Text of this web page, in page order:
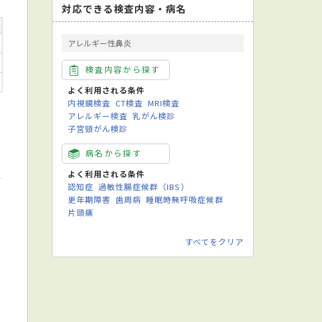
CPAP療法 頭位眼振検査
対応できる検査内容・病名
アレルギー性鼻炎
検査内容から探す
よく利用される条件
内視鏡検査 CT検査 MRI検査
アレルギー検査 乳がん検診
子宮頸がん検診
病名から探す
よく利用される条件
認知症 過敏性腸症候群（IBS）
更年期障害 歯周病 睡眠時無呼吸症候群
片頭痛
すべてをクリア